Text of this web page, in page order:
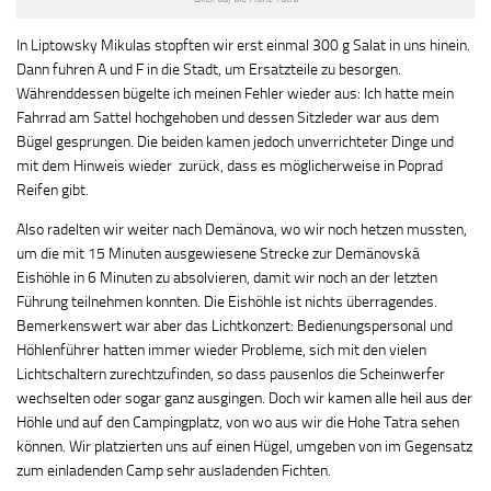
In Liptowsky Mikulas stopften wir erst einmal 300 g Salat in uns hinein.
Dann fuhren A und F in die Stadt, um Ersatzteile zu besorgen.
Währenddessen bügelte ich meinen Fehler wieder aus: Ich hatte mein
Fahrrad am Sattel hochgehoben und dessen Sitzleder war aus dem
Bügel gesprungen. Die beiden kamen jedoch unverrichteter Dinge und
mit dem Hinweis wieder zurück, dass es möglicherweise in Poprad
Reifen gibt.
Also radelten wir weiter nach Demänova, wo wir noch hetzen mussten,
um die mit 15 Minuten ausgewiesene Strecke zur Demänovská
Eishöhle in 6 Minuten zu absolvieren, damit wir noch an der letzten
Führung teilnehmen konnten. Die Eishöhle ist nichts überragendes.
Bemerkenswert war aber das Lichtkonzert: Bedienungspersonal und
Höhlenführer hatten immer wieder Probleme, sich mit den vielen
Lichtschaltern zurechtzufinden, so dass pausenlos die Scheinwerfer
wechselten oder sogar ganz ausgingen. Doch wir kamen alle heil aus der
Höhle und auf den Campingplatz, von wo aus wir die Hohe Tatra sehen
können. Wir platzierten uns auf einen Hügel, umgeben von im Gegensatz
zum einladenden Camp sehr ausladenden Fichten.